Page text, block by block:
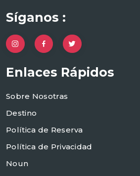
Síganos :
Enlaces Rápidos
Sobre Nosotras
Destino
Política de Reserva
Política de Privacidad
Noun